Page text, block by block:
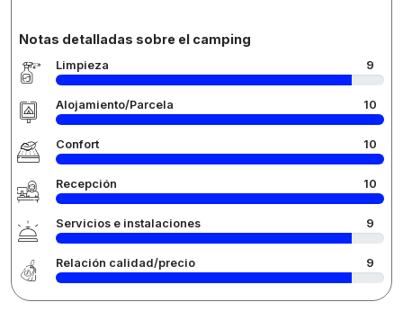
Notas detalladas sobre el camping
Limpieza 9
Alojamiento/Parcela 10
Confort 10
Recepción 10
Servicios e instalaciones 9
Relación calidad/precio 9